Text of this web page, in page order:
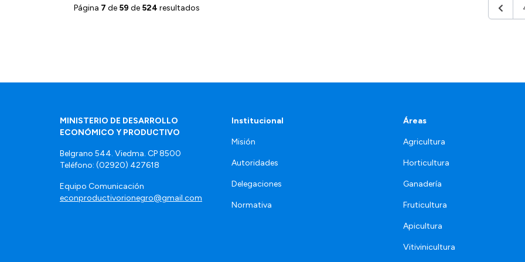
Página 7 de 59 de 524 resultados
MINISTERIO DE DESARROLLO
ECONÓMICO Y PRODUCTIVO
Belgrano 544. Viedma. CP 8500
Teléfono: (02920) 427618
Equipo Comunicación
econproductivorionegro@gmail.com
Institucional
Misión
Autoridades
Delegaciones
Normativa
Áreas
Agricultura
Horticultura
Ganadería
Fruticultura
Apicultura
Vitivinicultura